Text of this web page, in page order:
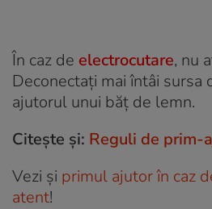
În caz de electrocutare, nu
Deconectaţi mai întâi sursa
ajutorul unui băţ de lemn.
Citește și: Reguli de prim-
Vezi şi primul ajutor în caz
atent!